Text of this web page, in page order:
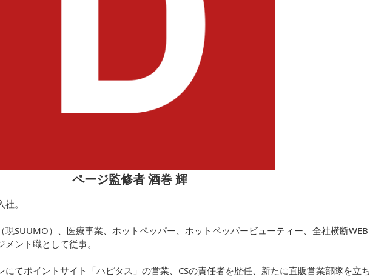
ページ監修者 酒巻 輝
。
現SUUMO）、医療事業、ホットペッパー、ホットペッパービューティー、全社横断WEB
ント職として従事。
にてポイントサイト「ハピタス」の営業、CSの責任者を歴任、新たに直販営業部隊を立ち